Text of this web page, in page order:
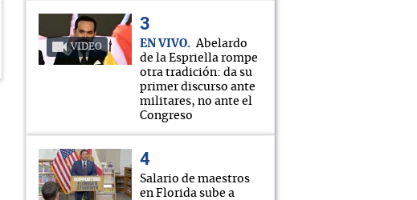
VIDEO EN VIVO
Abelardo
de la Espriella rompe
otra tradición: da su
primer discurso ante
militares, no ante el
Congreso
Salario de maestros
en Florida sube a